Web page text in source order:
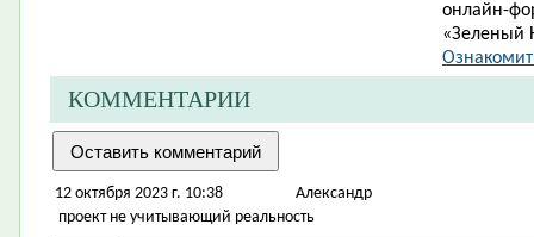
онлайн-
«Зеленый
КОММЕНТАРИИ
12 октября 2023 г. 10:38
Александр
проект не учитывающий реальность